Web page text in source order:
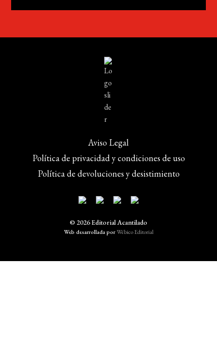
Aviso Legal
Política de privacidad y condiciones de uso
Política de devoluciones y desistimiento
© 2026 Editorial Acantilado
Web desarrollada porWébico Editorial